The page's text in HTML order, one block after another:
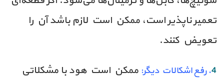
تعمیر ناپذیر است، ممکن است لازم باشد آن را
تعویض کنند.
4. رفع اشکالات دیگر: ممکن است هود با مشکلاتی